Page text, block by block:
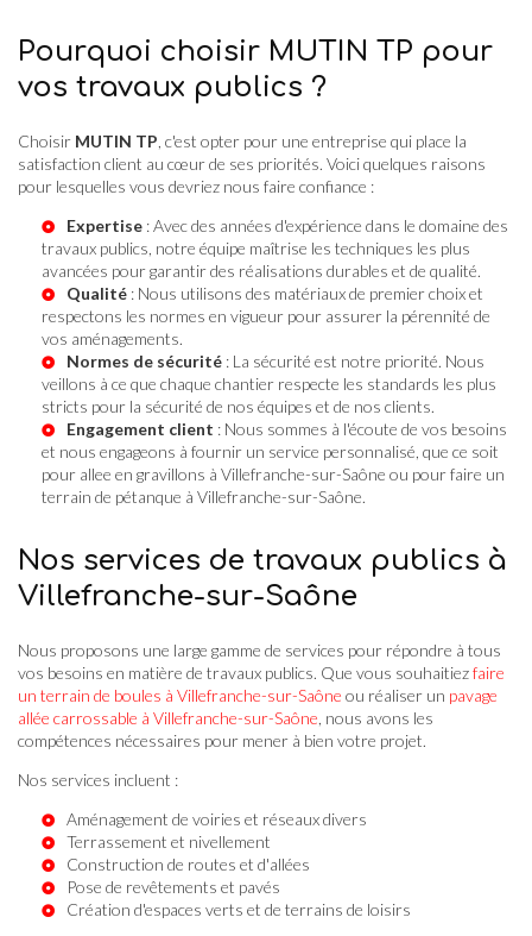
Pourquoi choisir MUTIN TP pour
vos travaux publics ?
Choisir MUTIN TP , c'est opter pour une entreprise qui place la
satisfaction client au cœur de ses priorités. Voici quelques raisons
pour lesquelles vous devriez nous faire confiance :
Expertise : Avec des années d'expérience dans le domaine des
travaux publics, notre équipe maîtrise les techniques les plus
avancées pour garantir des réalisations durables et de qualité.
Qualité : Nous utilisons des matériaux de premier choix et
respectons les normes en vigueur pour assurer la pérennité de
vos aménagements.
Normes de sécurité : La sécurité est notre priorité. Nous
veillons à ce que chaque chantier respecte les standards les plus
stricts pour la sécurité de nos équipes et de nos clients.
Engagement client : Nous sommes à l'écoute de vos besoins
et nous engageons à fournir un service personnalisé, que ce soit
pour allee en gravillons à Villefranche-sur-Saône ou pourfaire un
terrain de pétanque à Villefranche-sur-Saône.
Nos services de travaux publics à
Villefranche-sur-Saône
Nous proposons une large gamme de services pour répondre à tous
vos besoins en matière de travaux publics. Que vous souhaitiezfaire
un terrain de boules à Villefranche-sur-Saône ou réaliser un pavage
allée carrossable à Villefranche-sur-Saône , nous avons les
compétences nécessaires pour mener à bien votre projet.
Nos services incluent :
Aménagement de voiries et réseaux divers
Terrassement et nivellement
Construction de routes et d'allées
Pose de revêtements et pavés
Création d'espaces verts et de terrains de loisirs